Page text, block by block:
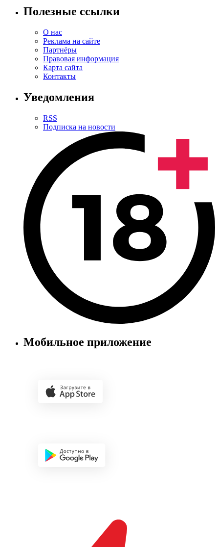
Полезные ссылки
О нас
Реклама на сайте
Партнёры
Правовая информация
Карта сайта
Контакты
Уведомления
RSS
Подписка на новости
Мобильное приложение